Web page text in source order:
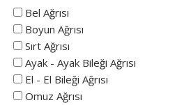
Bel Ağrısı
Boyun Ağrısı
Sırt Ağrısı
Ayak - Ayak Bileği Ağrısı
El - El Bileği Ağrısı
Omuz Ağrısı